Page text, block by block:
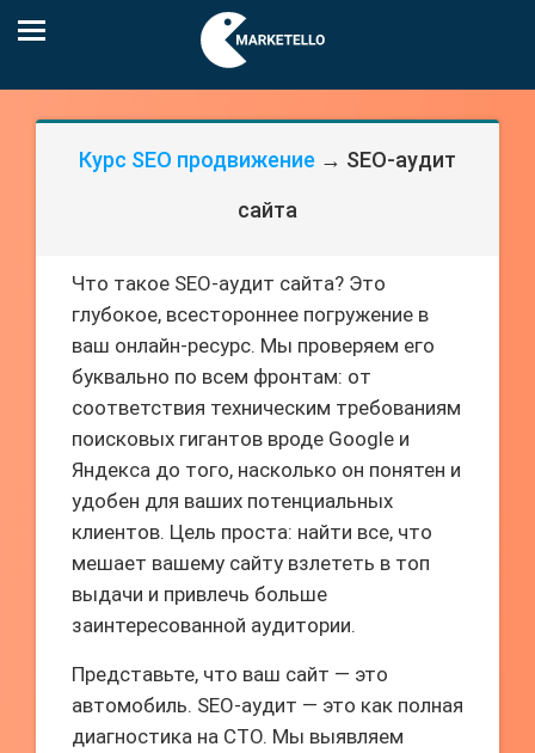
Курс SEO продвижение → SEO-аудит
сайта
Что такое SEO-аудит сайта? Это
глубокое, всестороннее погружение в
ваш онлайн-ресурс. Мы проверяем его
буквально по всем фронтам: от
соответствия техническим требованиям
поисковых гигантов вроде Google и
Яндекса до того, насколько он понятен и
удобен для ваших потенциальных
клиентов. Цель проста: найти все, что
мешает вашему сайту взлететь в топ
выдачи и привлечь больше
заинтересованной аудитории.
Представьте, что ваш сайт — это
автомобиль. SEO-аудит — это как полная
диагностика на СТО. Мы выявляем